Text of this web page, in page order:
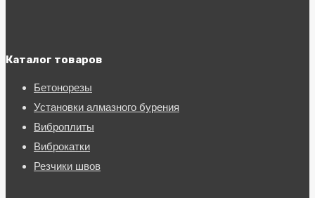
Каталог товаров
Бетонорезы
Установки алмазного бурения
Виброплиты
Виброкатки
Резчики швов